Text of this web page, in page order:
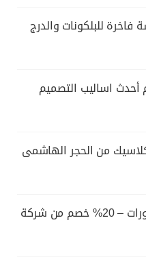
للبلكونات والدرج
| 30% خصم أحدث اساليب التصميم
من الحجر الهاشمى
المرمر الصناعي للمطابخ والديكورات – 20% خصم من شركة